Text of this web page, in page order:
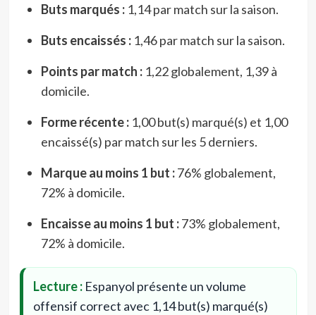
Buts marqués :1,14 par match sur la saison.
Buts encaissés :1,46 par match sur la saison.
Points par match :1,22 globalement, 1,39 à
domicile.
Forme récente :1,00 but(s) marqué(s) et 1,00
encaissé(s) par match sur les 5 derniers.
Marque au moins 1 but :76% globalement,
72% à domicile.
Encaisse au moins 1 but :73% globalement,
72% à domicile.
Lecture :Espanyol présente un volume
offensif correct avec 1,14 but(s) marqué(s)